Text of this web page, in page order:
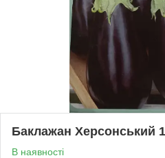
Баклажан Херсонський
В наявності